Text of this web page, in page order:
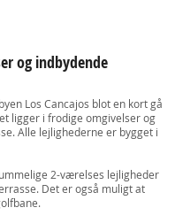
og indbydende
Los Cancajos blot en kort gå
ligger i frodige omgivelser og
Alle lejlighederne er bygget i
2-værelses lejligheder
Det er også muligt at